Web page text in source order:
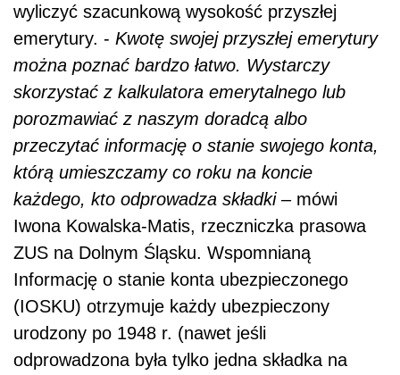
wyliczyć szacunkową wysokość przyszłej
emerytury. - Kwotę swojej przyszłej emerytury
można poznać bardzo łatwo. Wystarczy
skorzystać z kalkulatora emerytalnego lub
porozmawiać z naszym doradcą albo
przeczytać informację o stanie swojego konta,
którą umieszczamy co roku na koncie
każdego, kto odprowadza składki – mówi
Iwona Kowalska-Matis, rzeczniczka prasowa
ZUS na Dolnym Śląsku. Wspomnianą
Informację o stanie konta ubezpieczonego
(IOSKU) otrzymuje każdy ubezpieczony
urodzony po 1948 r. (nawet jeśli
odprowadzona była tylko jedna składka na